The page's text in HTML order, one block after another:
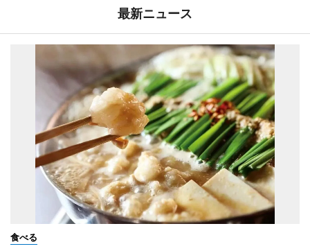
最新ニュース
食べる